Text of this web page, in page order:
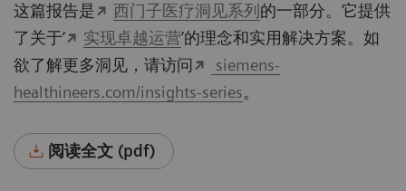
这篇报告是 西门子医疗洞见系列 的一部分。它提供
了关于‘
实现卓越运营’的理念和实用解决方案。如
欲了解更多洞见，请访问
siemens-
healthineers.com/insights-series。
阅读全文 (pdf)